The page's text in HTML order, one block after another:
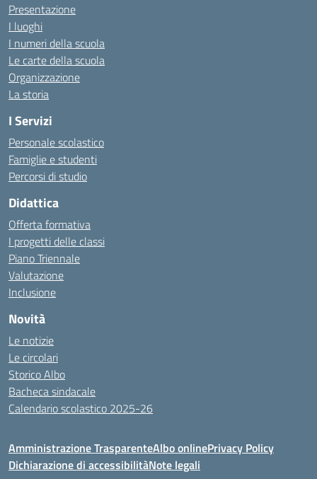
Presentazione
I luoghi
I numeri della scuola
Le carte della scuola
Organizzazione
La storia
I Servizi
Personale scolastico
Famiglie e studenti
Percorsi di studio
Didattica
Offerta formativa
I progetti delle classi
Piano Triennale
Valutazione
Inclusione
Novità
Le notizie
Le circolari
Storico Albo
Bacheca sindacale
Calendario scolastico 2025-26
Amministrazione TrasparenteAlbo onlinePrivacy Policy
Dichiarazione di accessibilitàNote legali